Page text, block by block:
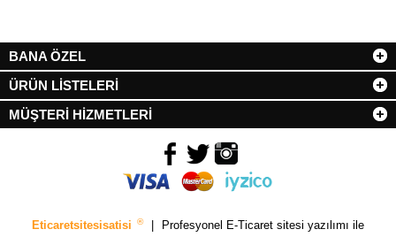
BANA ÖZEL
ÜRÜN LİSTELERİ
MÜŞTERİ HİZMETLERİ
Eticaretsitesisatisi ® Profesyonel E-Ticaret sitesi yazılımı ile